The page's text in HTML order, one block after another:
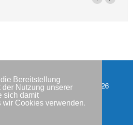
Bereitstellung
Nutzung unserer
sich damit
wir Cookies verwenden.
Copyright © IWR 2026